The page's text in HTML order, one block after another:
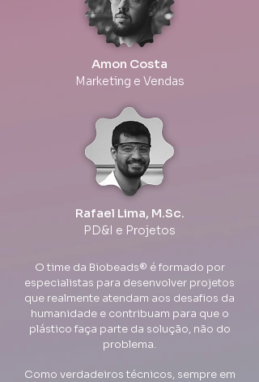
Amon Costa
Marketing e Vendas
Rafael Lima, M.Sc.
PD&I e Projetos
O time da Biobeads® é formado por
especialistas para desenvolver projetos
que realmente atendam aos desafios da
humanidade e contribuam para que o
plástico faça parte da solução, não do
problema.
Como verdadeiros técnicos, sempre em